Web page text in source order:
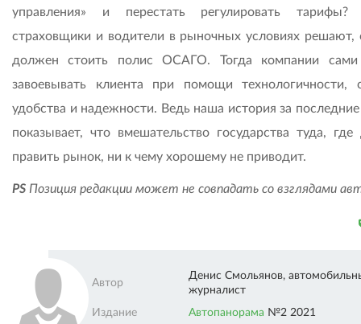
управления» и перестать регулировать тарифы?
страховщики и водители в рыночных условиях решают,
должен стоить полис ОСАГО. Тогда компании сами
завоевывать клиента при помощи технологичности,
удобства и надежности. Ведь наша история за последние
показывает, что вмешательство государства туда,
править рынок, ни к чему хорошему не приводит.
PS Позиция редакции может не совпадать со взглядами
Автор
Денис Смольянов,
журналист
Издание
Автопанорама №2 2021